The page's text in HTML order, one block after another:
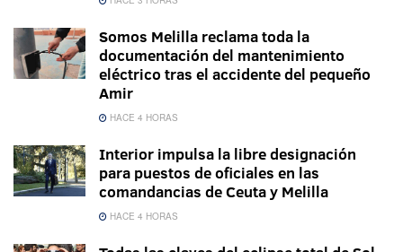
Somos Melilla reclama toda la
documentación del mantenimiento
eléctrico tras el accidente del pequeño
Amir
HACE 4 HORAS
Interior impulsa la libre designación
para puestos de oficiales en las
comandancias de Ceuta y Melilla
HACE 4 HORAS